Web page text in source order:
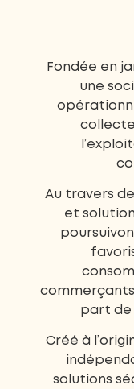
Fondée en
une
Au travers
et
part de
Créé à
solutions